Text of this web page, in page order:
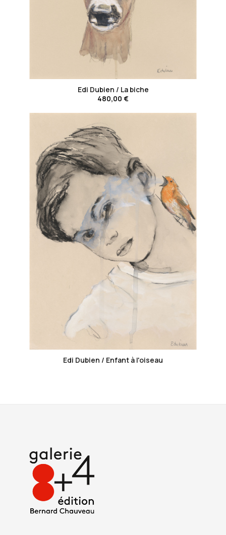
Edi Dubien / La biche
480,00 €
Edi Dubien / Enfant à l'oiseau